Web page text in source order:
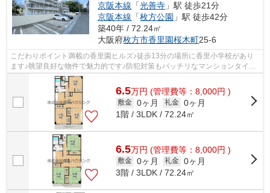
京阪本線 「光善寺 」駅 徒歩21分
京阪本線 「枚方公園 」駅 徒歩42分
築40年 / 72.24㎡
大阪府枚方市香里園桜木町25-6
こだわりポイント満載の香里園ヒルズ♪徒歩13分の場所に香里小学校があり
ます♪眺望良好な物件で魅力的です♪防犯対策もバッチリなマンションタイプ
の物件です♪できるだけ早めに不動産情...
6.5万円 (管理費等：8,000円 )
敷金 0ヶ月 礼金 0ヶ月
1階 / 3LDK / 72.24㎡
6.5万円 (管理費等：8,000円 )
敷金 0ヶ月 礼金 0ヶ月
3階 / 3LDK / 72.24㎡